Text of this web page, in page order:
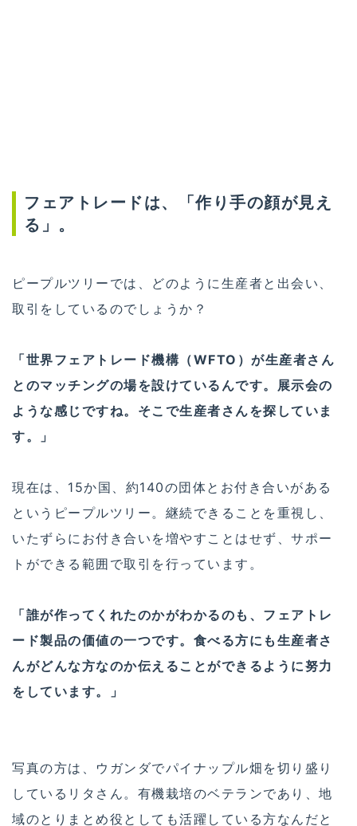
フェアトレードは、「作り手の顔が見え
る」。
ピープルツリーでは、どのように生産者と出会い、
取引をしているのでしょうか？
「世界フェアトレード機構（WFTO）が生産者さん
とのマッチングの場を設けているんです。展示会の
ような感じですね。そこで生産者さんを探していま
す。」
現在は、15か国、約140の団体とお付き合いがある
というピープルツリー。継続できることを重視し、
いたずらにお付き合いを増やすことはせず、サポー
トができる範囲で取引を行っています。
「誰が作ってくれたのかがわかるのも、フェアトレ
ード製品の価値の一つです。食べる方にも生産者さ
んがどんな方なのか伝えることができるように努力
をしています。」
写真の方は、ウガンダでパイナップル畑を切り盛り
しているリタさん。有機栽培のベテランであり、地
域のとりまとめ役としても活躍している方なんだと